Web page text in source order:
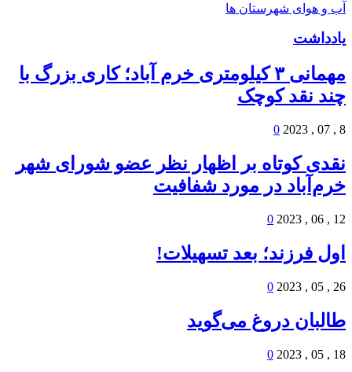
آب و هوای شهرستان ها
یادداشت
مهمانی ۳ کیلومتری خرم آباد؛ کاری بزرگ با
چند نقد کوچک
8 , 07 , 2023
0
نقدی کوتاه بر اظهار نظر عضو شورای شهر
خرم‌آباد در مورد شفافیت
12 , 06 , 2023
0
اول فرزند؛ بعد تسهیلات!
26 , 05 , 2023
0
طالبان دروغ می‌گوید
18 , 05 , 2023
0